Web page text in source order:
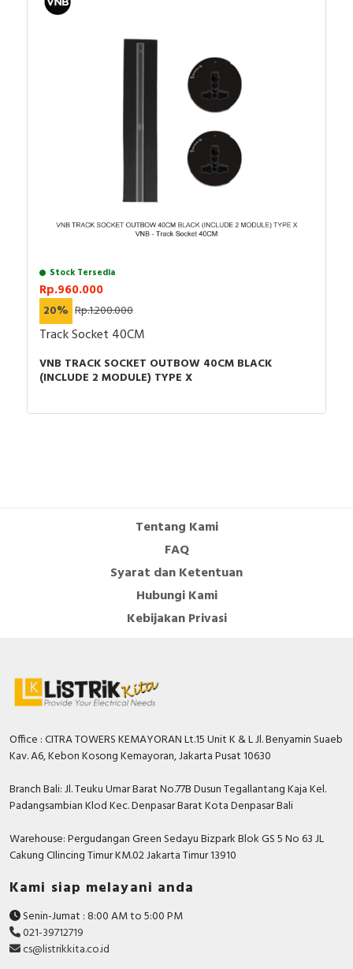
Stock Tersedia
Rp.960.000
20% Rp.1.200.000
Track Socket 40CM
VNB TRACK SOCKET OUTBOW 40CM BLACK
(INCLUDE 2 MODULE) TYPE X
Tentang Kami
FAQ
Syarat dan Ketentuan
Hubungi Kami
Kebijakan Privasi
Office : CITRA TOWERS KEMAYORAN Lt.15 Unit K & L Jl. Benyamin Suaeb
Kav. A6, Kebon Kosong Kemayoran, Jakarta Pusat 10630
Branch Bali: Jl. Teuku Umar Barat No.77B Dusun Tegallantang Kaja Kel.
Padangsambian Klod Kec. Denpasar Barat Kota Denpasar Bali
Warehouse: Pergudangan Green Sedayu Bizpark Blok GS 5 No 63 JL
Cakung CIlincing Timur KM.02 Jakarta Timur 13910
Kami siap melayani anda
Senin-Jumat : 8:00 AM to 5:00 PM
021-39712719
cs@listrikkita.co.id